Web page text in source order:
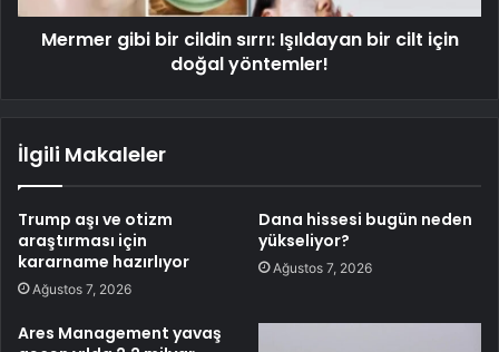
Mermer gibi bir cildin sırrı: Işıldayan bir cilt için
doğal yöntemler!
İlgili Makaleler
Trump aşı ve otizm
araştırması için
kararname hazırlıyor
Ağustos 7, 2026
Dana hissesi bugün neden
yükseliyor?
Ağustos 7, 2026
Ares Management yavaş